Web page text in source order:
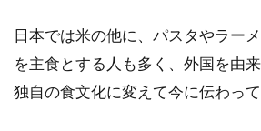
カロリー消費に
日本では米の他に、パスタやラー
を主食とする人も多く、外国を由
独自の食文化に変えて今に伝わって